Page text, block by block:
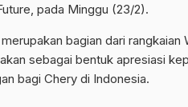
pada Minggu (23/2).
bagian dari
sebagai bentuk apresiasi
bagi Chery di Indonesia.